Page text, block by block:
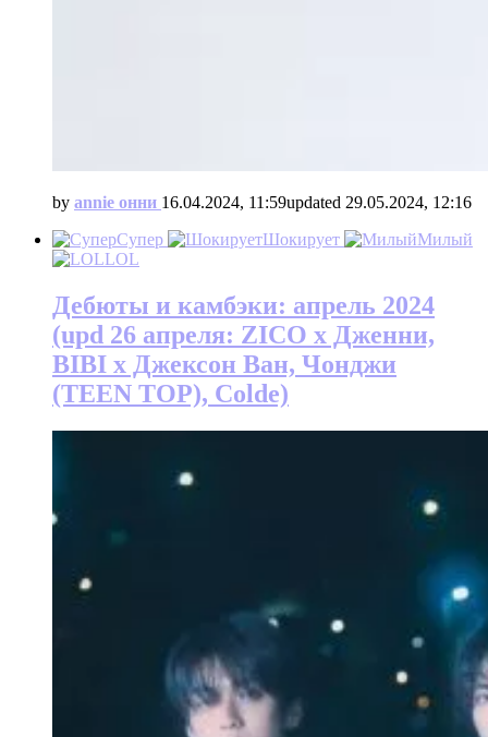
by annie онни 16.04.2024, 11:59updated 29.05.2024, 12:16
Супер
Шокирует
Милый
LOL
Дебюты и камбэки: апрель 2024
(upd 26 апреля: ZICO х Дженни,
BIBI х Джексон Ван, Чонджи
(TEEN TOP), Colde)